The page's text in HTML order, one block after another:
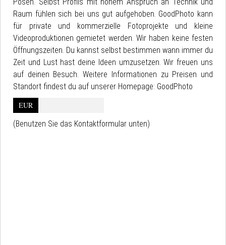
Raum fühlen sich bei uns gut aufgehoben. GoodPhoto kann
für private und kommerzielle Fotoprojekte und kleine
Videoproduktionen gemietet werden. Wir haben keine festen
Öffnungszeiten. Du kannst selbst bestimmen wann immer du
Zeit und Lust hast deine Ideen umzusetzen. Wir freuen uns
auf deinen Besuch. Weitere Informationen zu Preisen und
Standort findest du auf unserer Homepage: GoodPhoto
EUR
(Benutzen Sie das Kontaktformular unten)